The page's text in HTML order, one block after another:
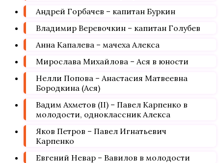
Андрей Горбачев – капитан Буркин
Владимир Веревочкин – капитан Голубев
Анна Капалева – мачеха Алекса
Мирослава Михайлова – Ася в юности
Нелли Попова – Анастасия Матвеевна
Бородкина (Ася)
Вадим Ахметов (II) – Павел Карпенко в
молодости, одноклассник Алекса
Яков Петров – Павел Игнатьевич
Карпенко
Евгений Невар – Вавилов в молодости